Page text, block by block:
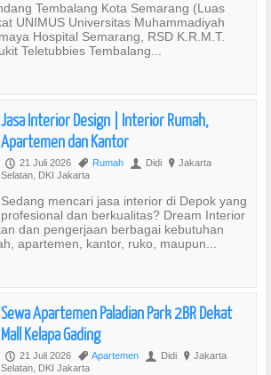
Tembalang Kota Semarang (Luas
UNIMUS Universitas Muhammadiyah
Hospital Semarang, RSD K.R.M.T.
Teletubbies Tembalang...
Jasa Interior Design | Interior Rumah,
Apartemen dan Kantor
P 21 Juli 2026 , Rumah U Didi ? Jakarta
Selatan, DKI Jakarta
Sedang mencari jasa interior di Depok yang
profesional dan berkualitas? Dream Interior
dan pengerjaan berbagai kebutuhan
apartemen, kantor, ruko, maupun...
Sewa Apartemen Paladian Park 2BR Dekat
Mall Kelapa Gading
P 21 Juli 2026 , Apartemen U Didi ? Jakarta
Selatan, DKI Jakarta